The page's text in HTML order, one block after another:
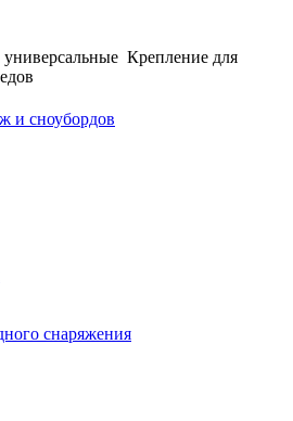
Крепление для
и сноубордов
снаряжения